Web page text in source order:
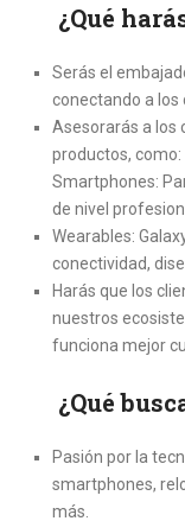
¿Qué
Serás el
conectando a los
Asesorarás a los
productos, como:
Smartphones:
de nivel
Wearables:
conectividad,
Harás que los
nuestros
funciona mejor
¿Qué
Pasión por la
smartphones,
más.